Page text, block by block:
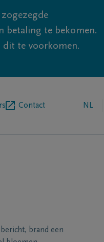
betaling te bekomen.
dit te voorkomen.
Contact NL
brand een